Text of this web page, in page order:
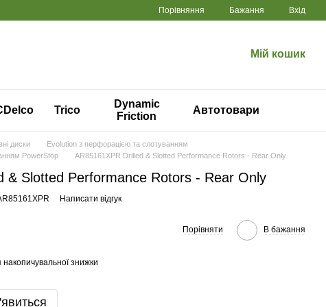
Порівняння Бажання Вхід
Мій кошик
Trico
Dynamic
Friction
Автотовари
диски
Evolution з перфорацією та слотуванням
PowerStop
AR85161XPR Drilled & Slotted Performance Rotors - Rear Only
& Slotted Performance Rotors - Rear Only
Написати відгук
Порівняти В бажання
знижки